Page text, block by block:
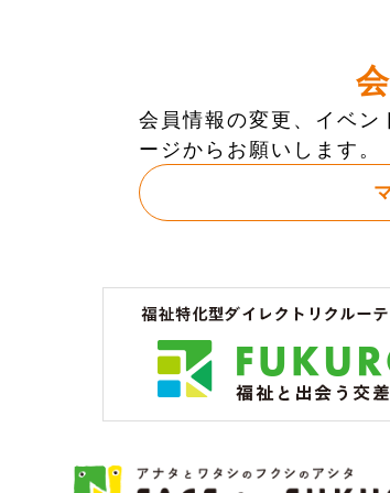
会員情報の変更、イベン
ージからお願いします。